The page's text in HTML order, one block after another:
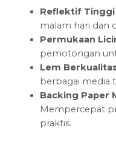
Reflektif Tinggi
malam hari dan
Permukaan
pemotongan
Lem
berbagai media
Backing Paper
Mempercepat
praktis.